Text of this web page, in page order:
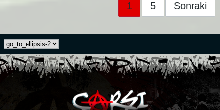
1 5 Sonraki